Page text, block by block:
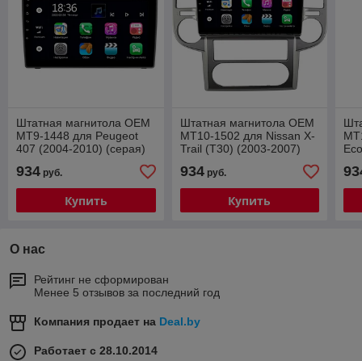
Штатная магнитола OEM
MT9-1448 для Peugeot
407 (2004-2010) (серая)
934 руб.
Купить
Штатная магнитола OEM
MT10-1502 для Nissan X-
Trail (T30) (2003-2007)
CarPlay
934руб.
Купить
О нас
Рейтинг не сформирован
Менее 5 отзывов за последний год
Компания продает на Deal.by
Работает с 28.10.2014